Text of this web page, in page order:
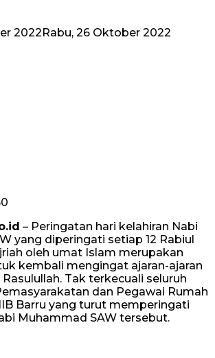
2022Rabu, 26 Oktober 2022
– Peringatan hari kelahiran Nabi
yang diperingati setiap 12 Rabiul
oleh umat Islam merupakan
kembali mengingat ajaran-ajaran
Tak terkecuali seluruh
dan Pegawai Rumah
Barru yang turut memperingati
Muhammad SAW tersebut.